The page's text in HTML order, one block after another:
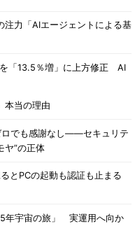
力「AIエージェントによる基
「13.5％増」に上方修正 AI
本当の理由
ロでも感謝なし――セキュリテ
ヤ”の正体
とPCの起動も認証も止まる
年宇宙の旅」 実運用へ向か